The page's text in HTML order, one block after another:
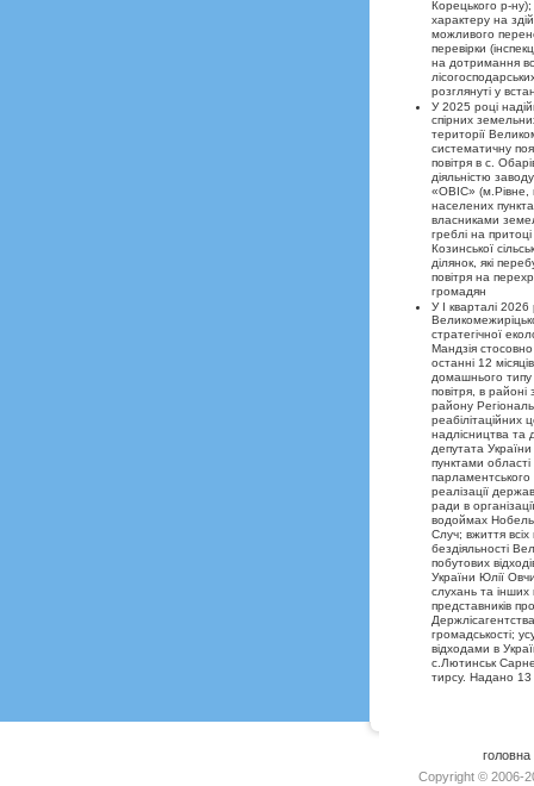
Корецького р-
характеру на
можливого
перевірки
на дотримання
розглянуті у
У 2025 році
спірних
території
систематичну
повітря в с.
діяльністю
«ОВІС» (м.Рівне,
населених
власниками
греблі на
Козинської
ділянок, які
повітря на
громадян
У І кварталі
стратегічної
Мандзія стосовно
останні 12
домашнього типу
повітря, в районі
району
реабілітаційних
надлісництва та
депутата
пунктами
реалізації
ради в
водоймах
Случ; вжиття
бездіяльності
побутових
України Юлії
слухань та інших
представників
громадськості;
відходами в
с.Лютинськ
тирсу. Надано 13
головна
Copyright © 2006-